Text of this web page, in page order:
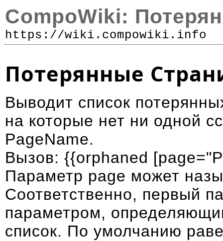
CompoWiki:
https://wiki.compowiki.info
Потерянные
Выводит список
на которые нет ни одной
PageName.
Вызов: {{orphaned
Параметр page может
Соответственно, первый
параметром,
список. По умолчанию